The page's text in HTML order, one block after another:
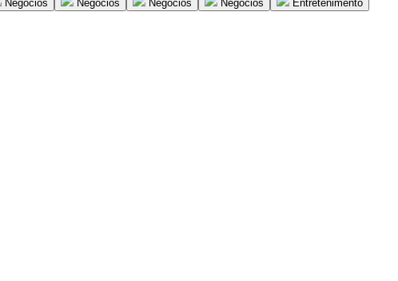
Negócios Negócios Negócios Negócios
Entretenimento